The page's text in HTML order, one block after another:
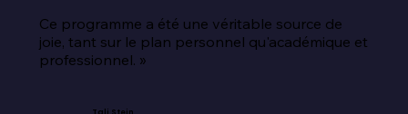
Ce programme a été une véritable source de
joie, tant sur le plan personnel qu'académique et
professionnel. »